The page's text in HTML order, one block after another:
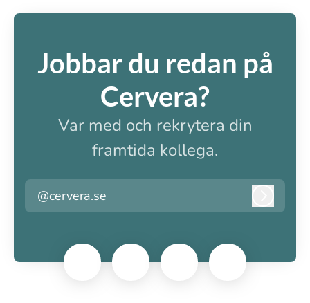
Jobbar du redan på
Cervera?
Var med och rekrytera din
framtida kollega.
@cervera.se